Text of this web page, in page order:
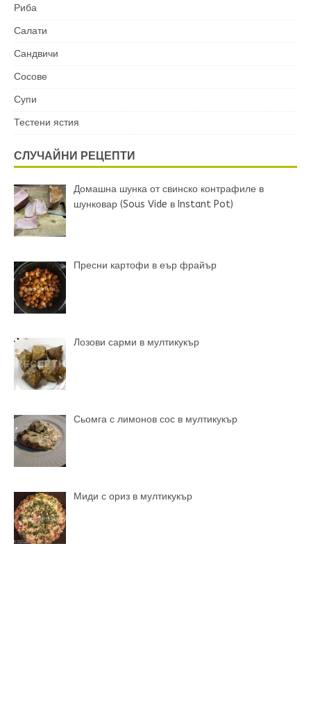
Риба
Салати
Сандвичи
Сосове
Супи
Тестени ястия
СЛУЧАЙНИ РЕЦЕПТИ
Домашна шунка от свинско контрафиле в
шунковар (Sous Vide в Instant Pot)
Пресни картофи в еър фрайър
Лозови сарми в мултикукър
Сьомга с лимонов сос в мултикукър
Миди с ориз в мултикукър